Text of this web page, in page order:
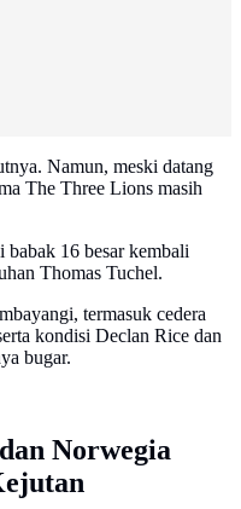
Namun, meski datang
The Three Lions masih
babak 16 besar kembali
Thomas Tuchel.
termasuk cedera
kondisi Declan Rice dan
bugar.
Norwegia